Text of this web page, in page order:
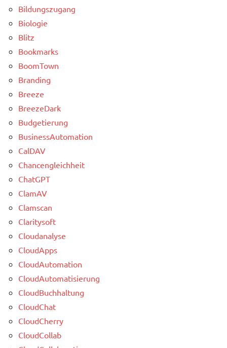
Bildungszugang
Biologie
Blitz
Bookmarks
BoomTown
Branding
Breeze
BreezeDark
Budgetierung
BusinessAutomation
CalDAV
Chancengleichheit
ChatGPT
ClamAV
Clamscan
Claritysoft
Cloudanalyse
CloudApps
CloudAutomation
CloudAutomatisierung
CloudBuchhaltung
CloudChat
CloudCherry
CloudCollab